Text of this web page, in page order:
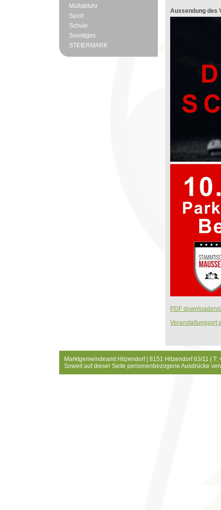
Müllabfuhr
Sport
Schule
Sonstiges
STEIERMARK
Aussendung des
PDF downloaden/
Veranstaltungsort
Marktgemeindeamt Hitzendorf | 8151 Hitzendorf 63/11 |
Soweit auf dieser Seite personenbezogene Ausdrücke